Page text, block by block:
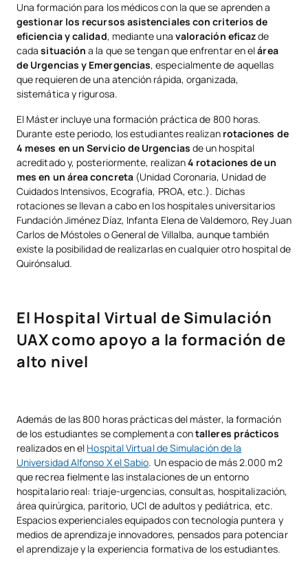
Una formación para los médicos con la que se aprenden a
gestionar los recursos asistenciales con criterios de
eficiencia y calidad, mediante una valoración eficazde
cadasituacióna la que se tengan que enfrentar en elárea
de Urgencias y Emergencias, especialmente de aquellas
que requieren de una atención rápida, organizada,
sistemática y rigurosa.
El Máster incluye una formación práctica de 800 horas.
Durante este periodo, los estudiantes realizan rotaciones de
4 meses en un Servicio de Urgencias de un hospital
acreditado y, posteriormente, realizan4 rotaciones de un
mes en un área concreta(Unidad Coronaria, Unidad de
Cuidados Intensivos, Ecografía, PROA, etc.). Dichas
rotaciones se llevan a cabo en los hospitales universitarios
Fundación Jiménez Díaz, Infanta Elena de Valdemoro, Rey Juan
Carlos de Móstoles o General de Villalba, aunque también
existe la posibilidad de realizarlas en cualquier otro hospital de
Quirónsalud.
El Hospital Virtual de Simulación
UAX como apoyo a la formación de
alto nivel
Además de las 800 horas prácticas del máster, la formación
de los estudiantes se complementa contalleres prácticos
realizados en el Hospital Virtual de Simulación de la
Universidad Alfonso X el Sabio. Un espacio de más 2.000 m2
que recrea fielmente las instalaciones de un entorno
hospitalario real: triaje-urgencias, consultas, hospitalización,
área quirúrgica, paritorio, UCI de adultos y pediátrica, etc.
Espacios experienciales equipados con tecnología puntera y
medios de aprendizaje innovadores, pensados para potenciar
el aprendizaje y la experiencia formativa de los estudiantes.